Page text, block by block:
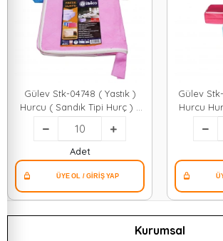
Gülev Stk-04748 ( Yastık )
Hurcu ( Sandık Tipi Hurç ) (
Maxı = 64 X 40 X 30cm )*10x1
Adet
Gülev
Hurcu
Kurumsal